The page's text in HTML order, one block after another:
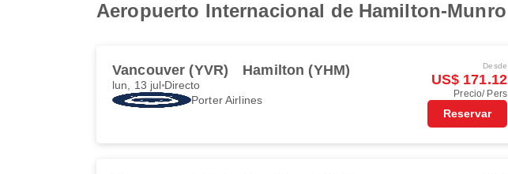
Aeropuerto Internacional de Hamilton-Munro
Vancouver (YVR) Hamilton (YHM)
lun, 13 jul Directo
Porter Airlines
Desde
US$ 171.12
Precio/ Pers
Reservar